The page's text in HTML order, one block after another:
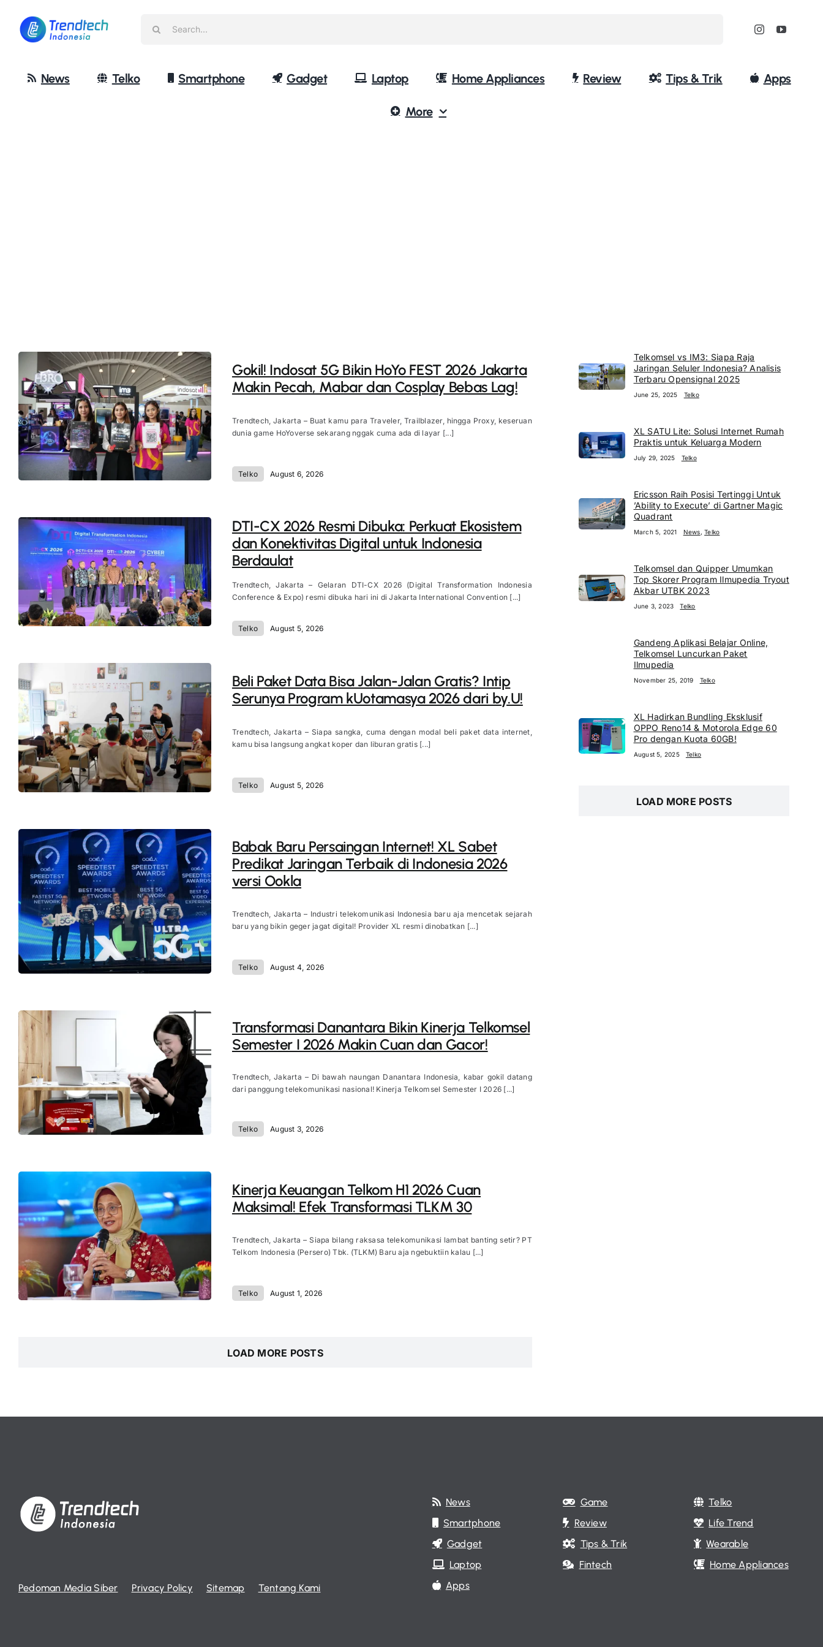
content
News Telko Smartphone Gadget Laptop Home Appliances Review Tips & Trik Apps
More
Gokil! Indosat 5G Bikin HoYo FEST 2026 Jakarta
Makin Pecah, Mabar dan Cosplay Bebas Lag!
Trendtech, Jakarta – Buat kamu para Traveler, Trailblazer, hingga Proxy, keseruan
dunia game HoYoverse sekarang nggak cuma ada di layar [...]
Telko August 6, 2026
DTI-CX 2026 Resmi Dibuka: Perkuat Ekosistem
dan Konektivitas Digital untuk Indonesia
Berdaulat
Trendtech, Jakarta – Gelaran DTI-CX 2026 (Digital Transformation Indonesia
Conference & Expo) resmi dibuka hari ini di Jakarta International Convention [...]
Telko August 5, 2026
Beli Paket Data Bisa Jalan-Jalan Gratis? Intip
Serunya Program kUotamasya 2026 dari by.U!
Trendtech, Jakarta – Siapa sangka, cuma dengan modal beli paket data internet,
kamu bisa langsung angkat koper dan liburan gratis [...]
Telko August 5, 2026
Babak Baru Persaingan Internet! XL Sabet
Predikat Jaringan Terbaik di Indonesia 2026
versi Ookla
Trendtech, Jakarta – Industri telekomunikasi Indonesia baru aja mencetak sejarah
baru yang bikin geger jagat digital! Provider XL resmi dinobatkan [...]
Telko August 4, 2026
Transformasi Danantara Bikin Kinerja Telkomsel
Semester I 2026 Makin Cuan dan Gacor!
Trendtech, Jakarta – Di bawah naungan Danantara Indonesia, kabar gokil datang
dari panggung telekomunikasi nasional! Kinerja Telkomsel Semester I 2026 [...]
Telko August 3, 2026
Kinerja Keuangan Telkom H1 2026 Cuan
Maksimal! Efek Transformasi TLKM 30
Trendtech, Jakarta – Siapa bilang raksasa telekomunikasi lambat banting setir? PT
Telkom Indonesia (Persero) Tbk. (TLKM) Baru aja ngebuktiin kalau [...]
Telko August 1, 2026
LOAD MORE POSTS
Telkomsel vs IM3: Siapa Raja
Jaringan Seluler Indonesia? Analisis
Terbaru Opensignal 2025
June 25, 2025 Telko
XL SATU Lite: Solusi Internet Rumah
Praktis untuk Keluarga Modern
July 29, 2025 Telko
Ericsson Raih Posisi Tertinggi Untuk
’Ability to Execute’ di Gartner Magic
Quadrant
March 5, 2021 News,Telko
Telkomsel dan Quipper Umumkan
Top Skorer Program Ilmupedia Tryout
Akbar UTBK 2023
June 3, 2023 Telko
Gandeng Aplikasi Belajar Online,
Telkomsel Luncurkan Paket
Ilmupedia
November 25, 2019 Telko
XL Hadirkan Bundling Eksklusif
OPPO Reno14 & Motorola Edge 60
Pro dengan Kuota 60GB!
August 5, 2025 Telko
LOAD MORE POSTS
Pedoman Media Siber Privacy Policy Sitemap Tentang Kami
News
Smartphone
Gadget
Laptop
Apps
Game
Review
Tips & Trik
Fintech
Telko
Life Trend
Wearable
Home Appliances